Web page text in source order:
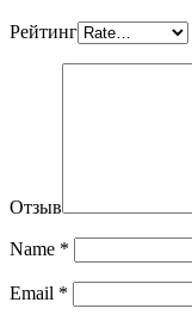
Рейтинг
Отзыв
Name *
Email *